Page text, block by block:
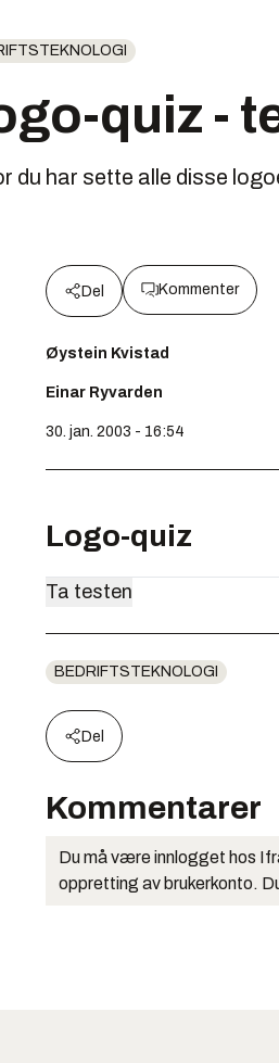
quiz -
du har sette alle disse
Del Kommenter
Øystein Kvistad
Einar Ryvarden
30. jan. 2003 - 16:54
Logo-quiz
BEDRIFTSTEKNOLOGI
Del
Kommentarer
Du må være innlogget hos
oppretting av brukerkonto.